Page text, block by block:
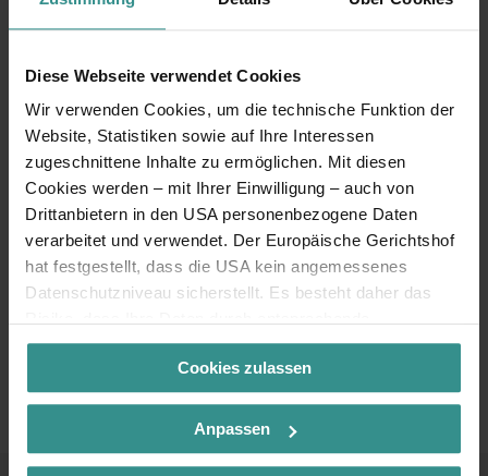
Diese Webseite verwendet Cookies
Wir verwenden Cookies, um die technische Funktion der
Website, Statistiken sowie auf Ihre Interessen
zugeschnittene Inhalte zu ermöglichen. Mit diesen
Cookies werden – mit Ihrer Einwilligung – auch von
Drittanbietern in den USA personenbezogene Daten
verarbeitet und verwendet. Der Europäische Gerichtshof
hat festgestellt, dass die USA kein angemessenes
Datenschutzniveau sicherstellt. Es besteht daher das
Anordnungen gegenüber den Drittanbietern (z.B. Google,
Meta) dem Zugriff durch US-Behörden zu Kontroll- und
Überwachungszwecken unterliegen und dagegen keine
wirksamen Rechtsbehelfe zur Verfügung stehen. Mit
Ihrem Klick auf „Cookies (inkl. US-Anbietern)
Cookies zulassen
Anpassen